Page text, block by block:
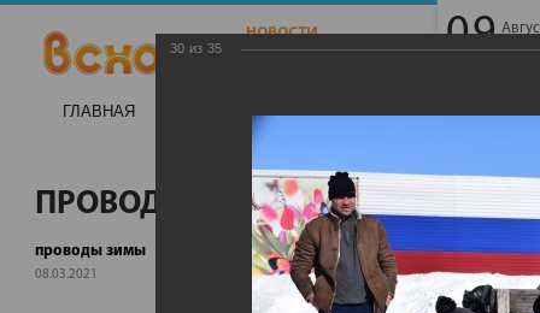
09
ГЛАВНАЯ НОВОСТИ НАГАЙБАК -ТВ
ПРОВОДЫ ЗИМЫ
проводы зимы
08.03.2021
30 из 35